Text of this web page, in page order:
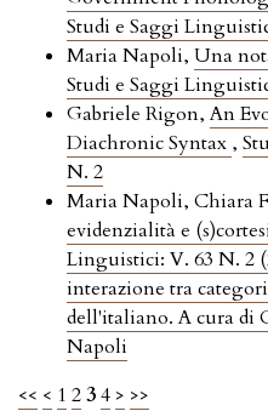
Studi e Saggi
Maria Napoli, Una
Studi e Saggi
Gabriele Rigon,An
Diachronic Syntax ,
N. 2
Maria Napoli, Chiara
evidenzialità e
Linguistici: V. 63 N. 2
interazione tra
dell'italiano. A cura di
Napoli
<< < 1 234 > >>